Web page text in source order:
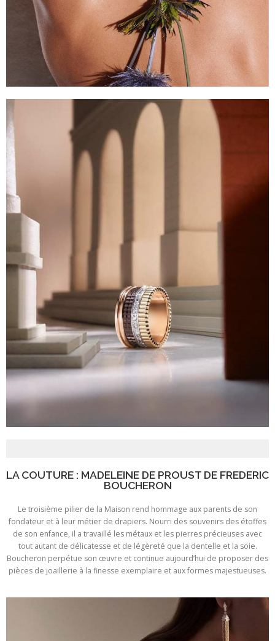
LA COUTURE : MADELEINE DE PROUST DE FREDERIC
BOUCHERON
Le troisième pilier de la Maison rend hommage aux parents de son
fondateur et à leur métier de drapiers. Nourri des souvenirs des étoffes
de son enfance, il a travaillé les métaux et les pierres précieuses avec
tout autant de délicatesse et de légèreté que la dentelle et la soie.
Boucheron perpétue son œuvre et continue aujourd’hui de proposer des
pièces de joaillerie à la finesse exemplaire et aux formes majestueuses.